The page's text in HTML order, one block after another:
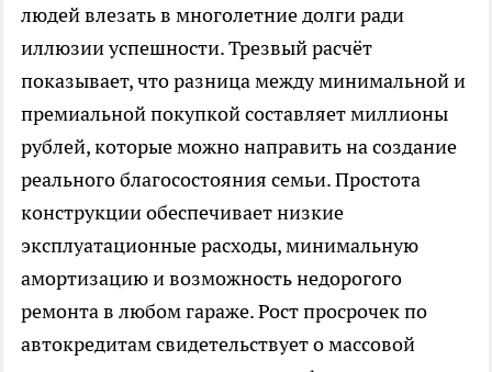
людей влезать в многолетние долги ради
иллюзии успешности. Трезвый расчёт
показывает, что разница между минимальной и
премиальной покупкой составляет миллионы
рублей, которые можно направить на создание
реального благосостояния семьи. Простота
конструкции обеспечивает низкие
эксплуатационные расходы, минимальную
амортизацию и возможность недорогого
ремонта в любом гараже. Рост просрочек по
автокредитам свидетельствует о массовой